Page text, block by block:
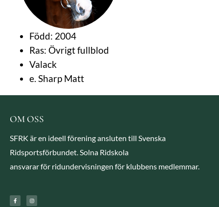
Född: 2004
Ras: Övrigt fullblod
Valack
e. Sharp Matt
OM OSS
SFRK är en ideell förening ansluten till Svenska
Ridsportsförbundet. Solna Ridskola
ansvarar för ridundervisningen för klubbens medlemmar.